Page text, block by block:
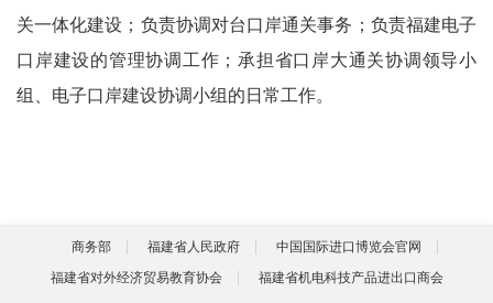
关一体化建设；负责协调对台口岸通关事务；负责福建电子
口岸建设的管理协调工作；承担省口岸大通关协调领导小
组、电子口岸建设协调小组的日常工作。
商务部 福建省人民政府
中国国际进口博览会官网
福建省对外经济贸易教育协会
福建省机电科技产品进出口商会